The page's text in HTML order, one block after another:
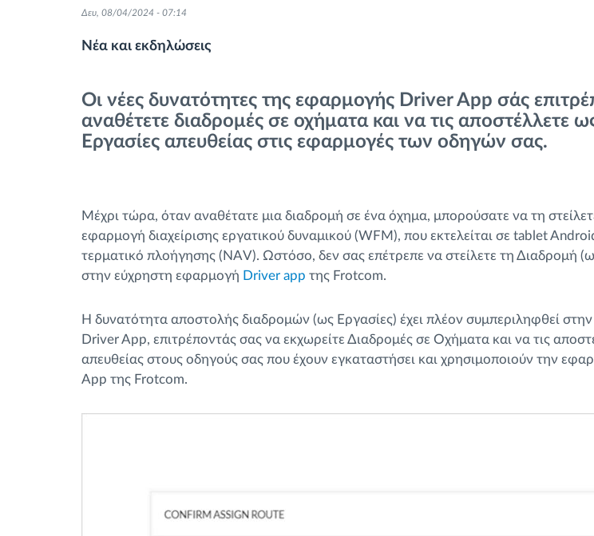
Έλεγχος πρόσβασης
Σχεδιασμός και παρακολούθηση
διαδρομής
Ανακαλύψτε όλα τα χαρακτηριστικά
Δευ, 08/04/2024 - 07:14
Νέα και εκδηλώσεις
Οι νέες δυνατότητες της εφαρμογής Driver App σάς
αναθέτετε διαδρομές σε οχήματα και να τις αποστέλλετε
Εργασίες απευθείας στις εφαρμογές των οδηγών σας.
Μέχρι τώρα, όταν αναθέτατε μια διαδρομή σε ένα όχημα, μπορούσατε να τη
εφαρμογή διαχείρισης εργατικού δυναμικού (WFM), που εκτελείται σε tablet
τερματικό πλοήγησης (NAV). Ωστόσο, δεν σας επέτρεπε να στείλετε τη Διαδρομή
στην εύχρηστη εφαρμογή Driver app της Frotcom.
Η δυνατότητα αποστολής διαδρομών (ως Εργασίες) έχει πλέον συμπεριληφθεί
Driver App, επιτρέποντάς σας να εκχωρείτε Διαδρομές σε Οχήματα και να τις
απευθείας στους οδηγούς σας που έχουν εγκαταστήσει και χρησιμοποιούν την
App της Frotcom.